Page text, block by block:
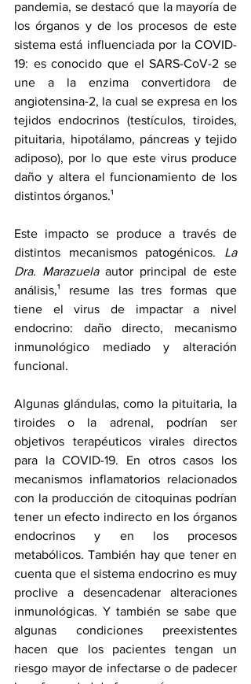
pandemia, se destacó que la mayoría de
los órganos y de los procesos de este
sistema está influenciada por la COVID-
19: es conocido que el SARS-CoV-2 se
une a la enzima convertidora de
angiotensina-2, la cual se expresa en los
tejidos endocrinos (testículos, tiroides,
pituitaria, hipotálamo, páncreas y tejido
adiposo), por lo que este virus produce
daño y altera el funcionamiento de los
distintos órganos.¹
Este impacto se produce a través de
distintos mecanismos patogénicos. La
Dra. Marazuela autor principal de este
análisis,¹ resume las tres formas que
tiene el virus de impactar a nivel
endocrino: daño directo, mecanismo
inmunológico mediado y alteración
funcional.
Algunas glándulas, como la pituitaria, la
tiroides o la adrenal, podrían ser
objetivos terapéuticos virales directos
para la COVID-19. En otros casos los
mecanismos inflamatorios relacionados
con la producción de citoquinas podrían
tener un efecto indirecto en los órganos
endocrinos y en los procesos
metabólicos. También hay que tener en
cuenta que el sistema endocrino es muy
proclive a desencadenar alteraciones
inmunológicas. Y también se sabe que
algunas condiciones preexistentes
hacen que los pacientes tengan un
riesgo mayor de infectarse o de padecer